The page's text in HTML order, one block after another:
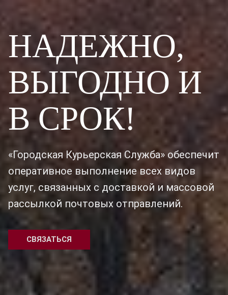
НАДЕЖНО,
ВЫГОДНО И
В СРОК!
«Городская Курьерская Служба» обеспечит
оперативное выполнение всех видов
услуг, связанных с доставкой и массовой
рассылкой почтовых отправлений.
СВЯЗАТЬСЯ